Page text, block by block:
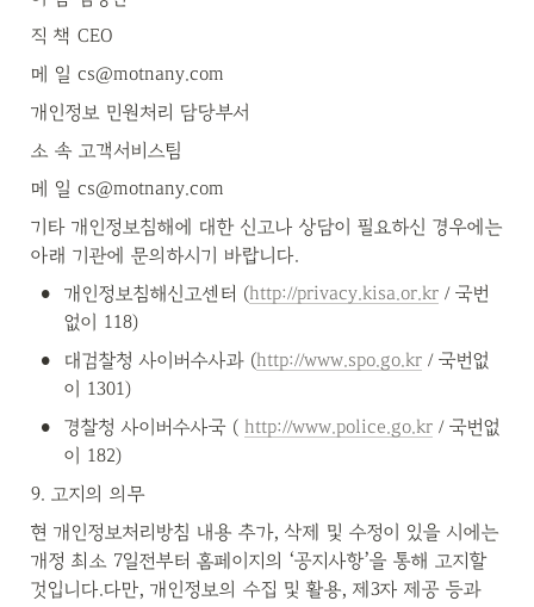
직 책 CEO
메 일 cs@motnany.com
개인정보 민원처리 담당부서
소 속 고객서비스팀
메 일 cs@motnany.com
기타 개인정보침해에 대한 신고나 상담이 필요하신 경우에는
아래 기관에 문의하시기 바랍니다.
• 개인정보침해신고센터 (http://privacy.kisa.or.kr / 국번
없이 118)
• 대검찰청 사이버수사과 (http://www.spo.go.kr / 국번없
이 1301)
• 경찰청 사이버수사국 ( http://www.police.go.kr / 국번없
이 182)
9. 고지의 의무
현 개인정보처리방침 내용 추가, 삭제 및 수정이 있을 시에는
개정 최소 7일전부터 홈페이지의 ‘공지사항’을 통해 고지할
것입니다.다만, 개인정보의 수집 및 활용, 제3자 제공 등과